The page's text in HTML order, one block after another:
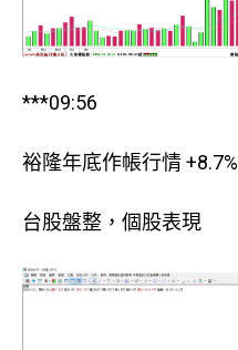
***09:56
裕隆年底作帳行情 +8.7%
台股盤整，個股表現